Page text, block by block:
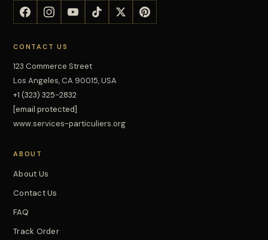
CONTACT US
123 Commerce Street
Los Angeles, CA 90015, USA
+1 (323) 325-2832
[email protected]
www.services-particuliers.org
ABOUT
About Us
Contact Us
FAQ
Track Order